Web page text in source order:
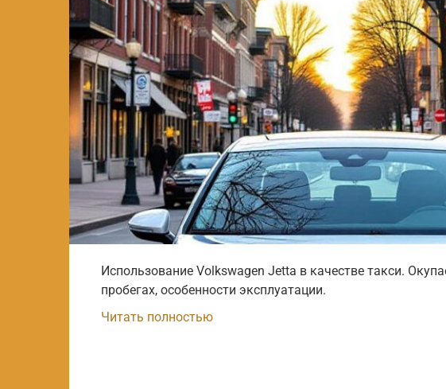
Использование Volkswagen Jetta в качестве такси.
пробегах, особенности эксплуатации.
Читать полностью